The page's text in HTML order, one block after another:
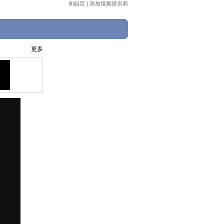
初始页 | 添加搜索提供商
更多